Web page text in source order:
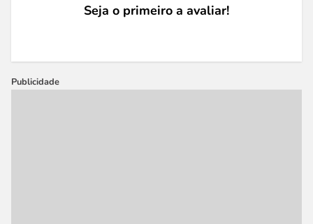
Seja o primeiro a avaliar!
Publicidade